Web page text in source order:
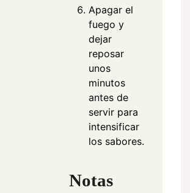
Apagar el
fuego y
dejar
reposar
unos
minutos
antes de
servir para
intensificar
los sabores.
Notas